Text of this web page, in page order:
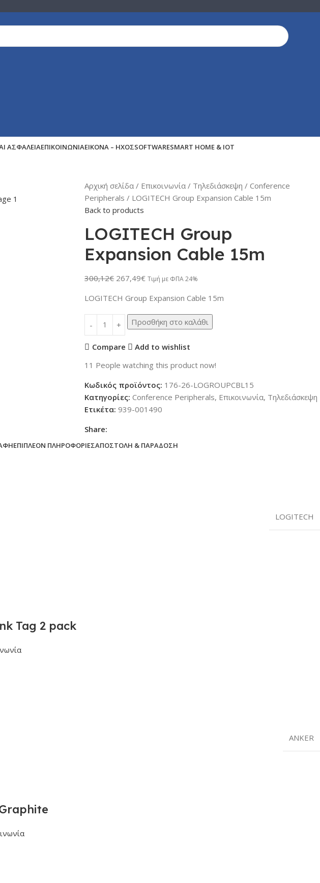
ΑΣΦΆΛΕΙΑΕΠΙΚΟΙΝΩΝΊΑΕΙΚΌΝΑ – ΉΧΟΣSOFTWARESMART HOME & IOT
Αρχική σελίδα Επικοινωνία Τηλεδιάσκεψη Conference
Peripherals LOGITECH Group Expansion Cable 15m
Back to products
LOGITECH Group
Expansion Cable 15m
300,12€ 267,49€ Τιμή με ΦΠΑ 24%
LOGITECH Group Expansion Cable 15m
Προσθήκη στο καλάθι
Compare
Add to wishlist
11 People watching this product now!
Κωδικός προϊόντος: 176-26-LOGROUPCBL15
Κατηγορίες: Conference Peripherals, Επικοινωνία, Τηλεδιάσκεψη
Ετικέτα: 939-001490
Share:
ΕΠΙΠΛΈΟΝ ΠΛΗΡΟΦΟΡΊΕΣΑΠΟΣΤΟΛΉ & ΠΑΡΆΔΟΣΗ
LOGITECH
Tag 2 pack
ANKER